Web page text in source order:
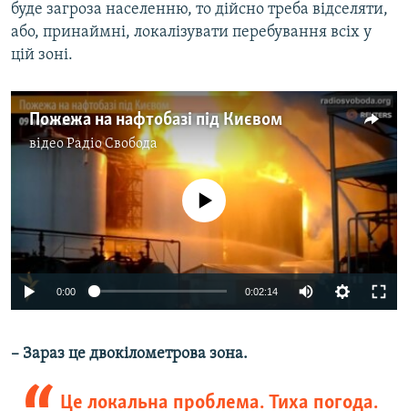
буде загроза населенню, то дійсно треба відселяти,
або, принаймні, локалізувати перебування всіх у
цій зоні.
Пожежа на нафтобазі під Києвом
відеоРадіо Свобода
No media source currently available
0:00 0:02:14
– Зараз це двокілометрова зона.
Це локальна проблема. Тиха погода.